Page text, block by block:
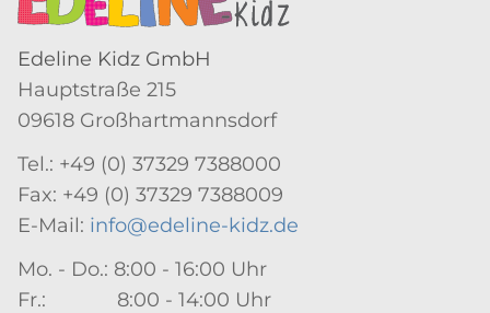
Edeline Kidz GmbH
Hauptstraße 215
09618 Großhartmannsdorf
Tel.: +49 (0) 37329 7388000
Fax: +49 (0) 37329 7388009
E-Mail: info@edeline-kidz.de
Mo. - Do.: 8:00 - 16:00 Uhr
Fr.: 8:00 - 14:00 Uhr